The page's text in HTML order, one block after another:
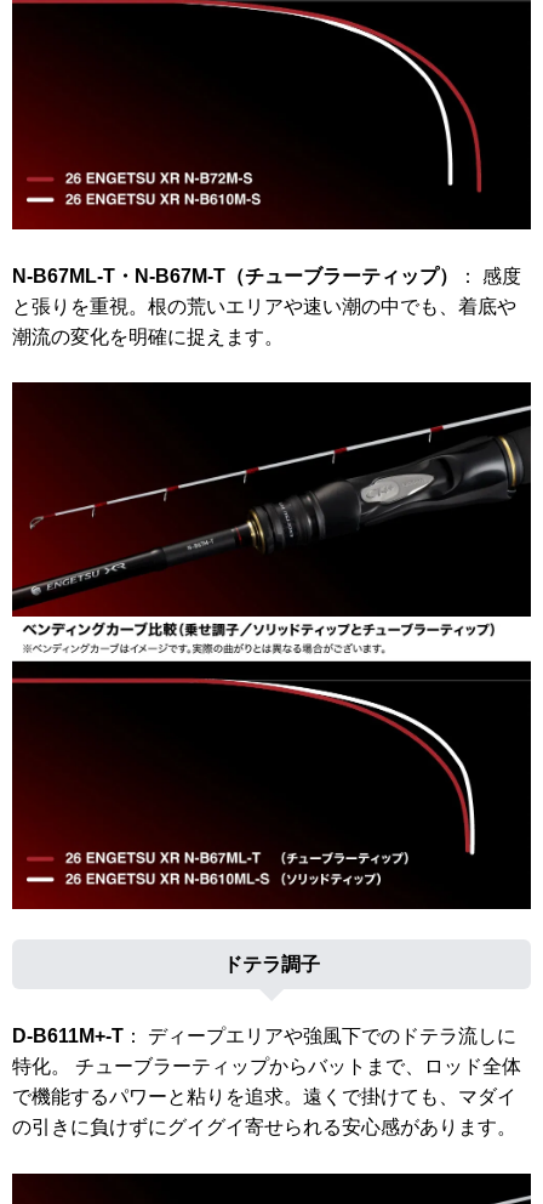
N-B67ML-T・N-B67M-T（チューブラーティップ）
： 感度
と張りを重視。根の荒いエリアや速い潮の中でも、着底や
潮流の変化を明確に捉えます。
ドテラ調子
D-B611M+-T ： ディープエリアや強風下でのドテラ流しに
特化。 チューブラーティップからバットまで、ロッド全体
で機能するパワーと粘りを追求。遠くで掛けても、マダイ
の引きに負けずにグイグイ寄せられる安心感があります。